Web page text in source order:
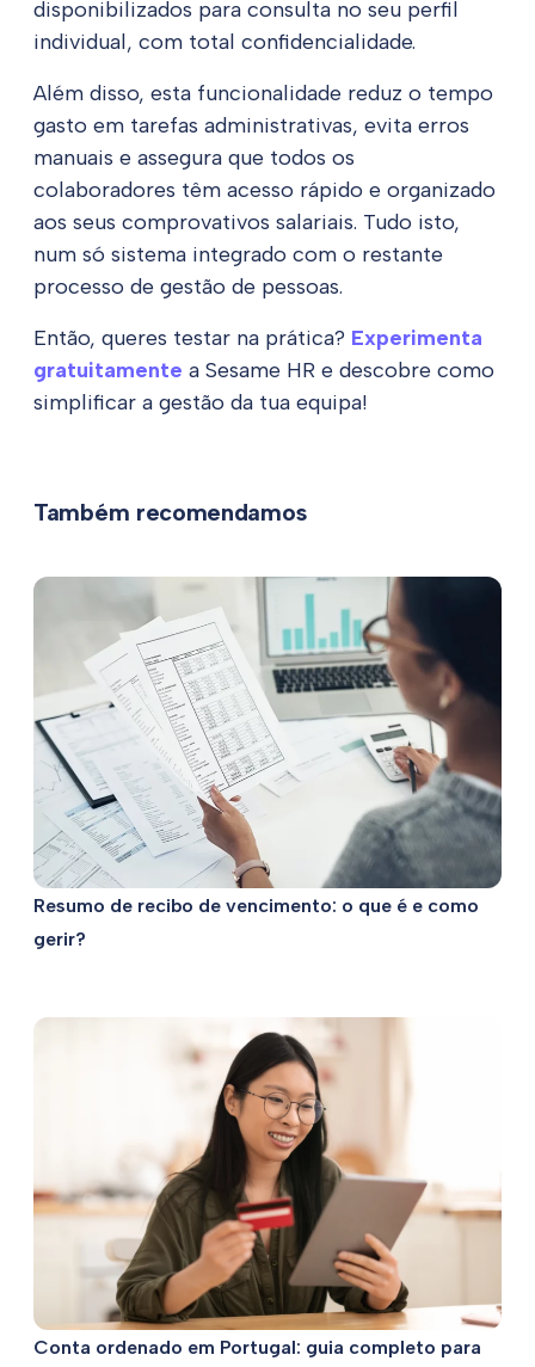
disponibilizados para consulta no seu perfil
individual, com total confidencialidade.
Além disso, esta funcionalidade reduz o tempo
gasto em tarefas administrativas, evita erros
manuais e assegura que todos os
colaboradores têm acesso rápido e organizado
aos seus comprovativos salariais. Tudo isto,
num só sistema integrado com o restante
processo de gestão de pessoas.
Então, queres testar na prática? Experimenta
gratuitamente a Sesame HR e descobre como
simplificar a gestão da tua equipa!
Também recomendamos
Resumo de recibo de vencimento: o que é e como
gerir?
Conta ordenado em Portugal: guia completo para